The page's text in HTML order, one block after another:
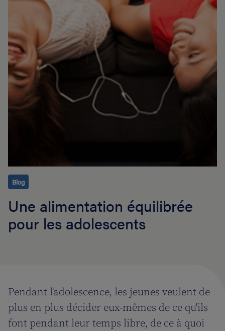
Blog
Une alimentation équilibrée
pour les adolescents
Pendant l'adolescence, les jeunes veulent de
plus en plus décider eux-mêmes de ce qu'ils
font pendant leur temps libre, de ce à quoi